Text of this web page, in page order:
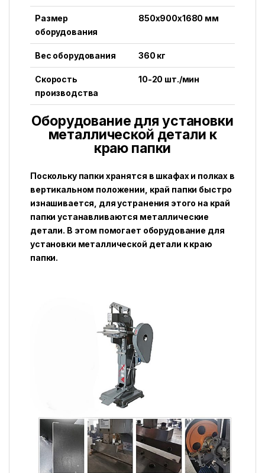
Размер
оборудования
850x900x1680 мм
Вес оборудования 360 кг
Скорость
производства
10-20 шт./мин
Оборудование для установки
металлической детали к
краю папки
Поскольку папки хранятся в шкафах и полках в
вертикальном положении, край папки быстро
изнашивается, для устранения этого на край
папки устанавливаются металлические
детали. В этом помогает оборудование для
установки металлической детали к краю
папки.